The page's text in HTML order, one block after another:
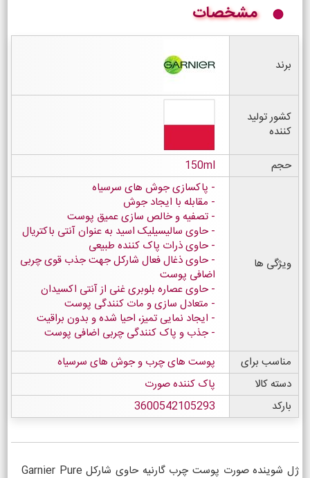
مشخصات
برند
کشور تولید
کننده
حجم
150ml
ویژگی ها
پاکسازی جوش های سرسیاه
مقابله با ایجاد جوش
تصفیه و خالص سازی عمیق پوست
حاوی سالیسیلیک اسید به عنوان آنتی باکتریال
حاوی ذرات پاک کننده طبیعی
حاوی ذغال فعال شارکل جهت جذب قوی چربی
اضافی پوست
حاوی عصاره بلوبری غنی از آنتی اکسیدان
متعادل سازی و مات کنندگی پوست
ایجاد نمایی تمیز، احیا شده و بدون براقیت
جذب و پاک کنندگی چربی اضافی پوست
مناسب برای
پوست های چرب و جوش های سرسیاه
دسته کالا
پاک کننده صورت
بارکد
3600542105293
ژل شوینده صورت پوست چرب گارنیه حاوی شارکل Garnier Pure